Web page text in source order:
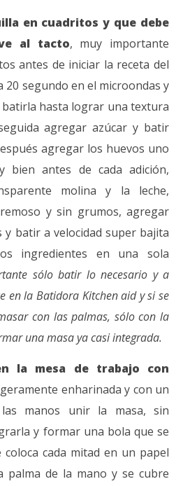
en cuadritos y que debe
al tacto, muy importante
antes de iniciar la receta del
segundo en el microondas y
hasta lograr una textura
agregar azúcar y batir
agregar los huevos uno
bien antes de cada adición,
molina y la leche,
y sin grumos, agregar
y batir a velocidad super bajita
ingredientes en una sola
sólo batir lo necesario y a
en la Batidora Kitchen aid y si se
con las palmas, sólo con la
una masa ya casi integrada.
la mesa de trabajo con
enharinada y con un
manos unir la masa, sin
y formar una bola que se
coloca cada mitad en un papel
palma de la mano y se cubre